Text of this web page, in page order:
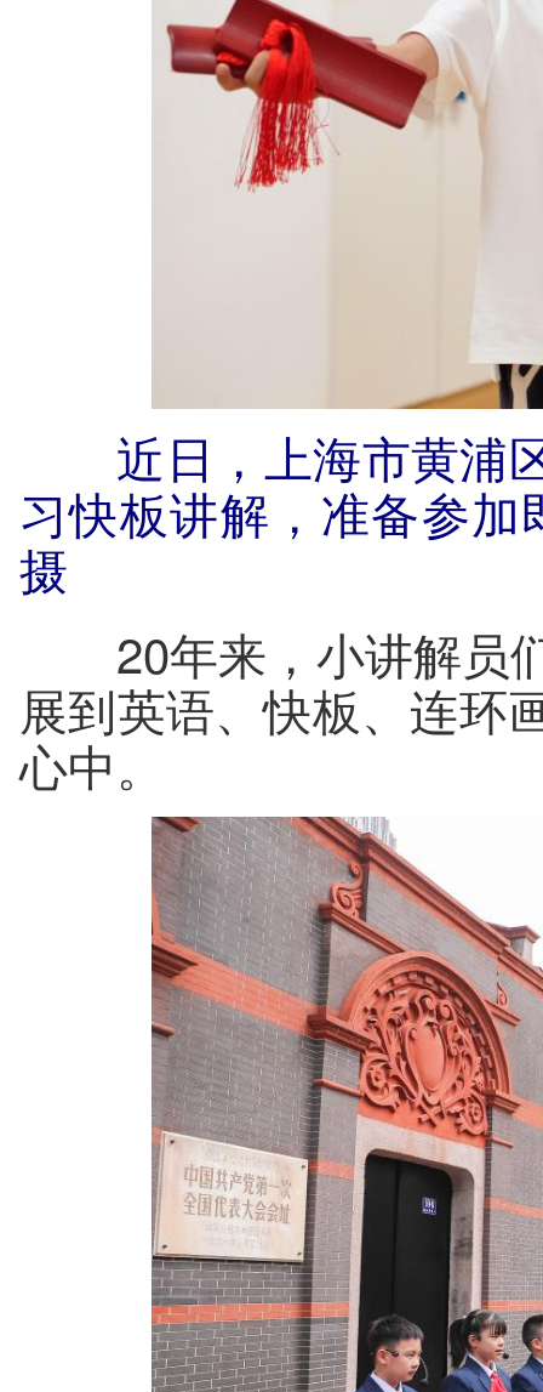
近日，上海市黄浦区
习快板讲解，准备参加
摄
20年来，小讲解员们
展到英语、快板、连环
心中。